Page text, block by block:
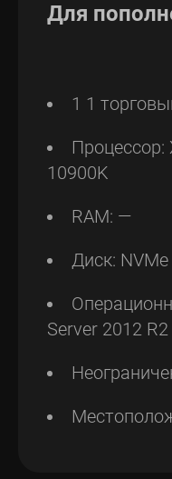
Для
1 1
Процессор:
10900K
RAM: —
Диск: NVMe
Server 2012 R2